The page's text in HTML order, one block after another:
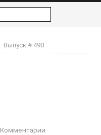
Выпуск # 490
Комментарии